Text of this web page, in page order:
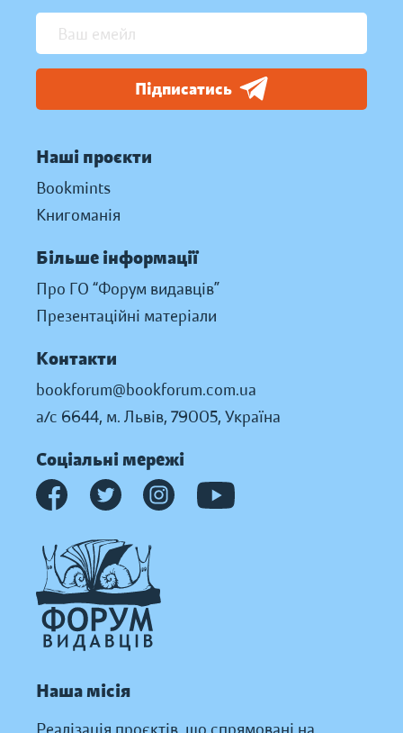
Підписатись
Наші проєкти
Bookmints
Книгоманія
Більше інформації
Про ГО “Форум видавців”
Презентаційні матеріали
Контакти
bookforum@bookforum.com.ua
а/с 6644, м. Львів, 79005, Україна
Соціальні мережі
Наша місія